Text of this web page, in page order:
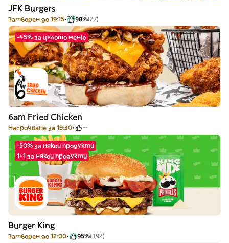
JFK Burgers
Затворен до 19:15 98%(27)
-45% за цялото меню
6am Fried Chicken
Насрочване за 19:30 --
-50% за някои продукти
1+1 за някои продукти
Burger King
Затворен до 12:00 95%(392)